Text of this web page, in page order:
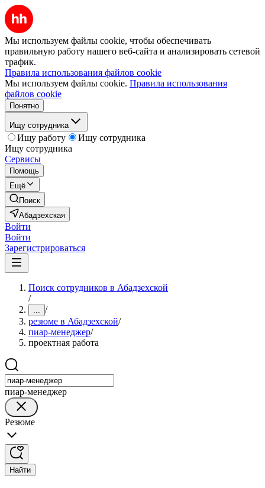
Мы используем файлы cookie, чтобы обеспечивать
правильную работу нашего веб-сайта и анализировать сетевой
трафик.
Правила использования файлов cookie
Мы используем файлы cookie. Правила использования
файлов cookie
Понятно
Ищу сотрудника
Ищу работу
Ищу сотрудника
Ищу сотрудника
Сервисы
Помощь
Ещё
Поиск
Абадзехская
Войти
Войти
Зарегистрироваться
Поиск сотрудников в Абадзехской
/
... /
резюме в Абадзехской/
пиар-менеджер/
проектная работа
пиар-менеджер
Резюме
Найти